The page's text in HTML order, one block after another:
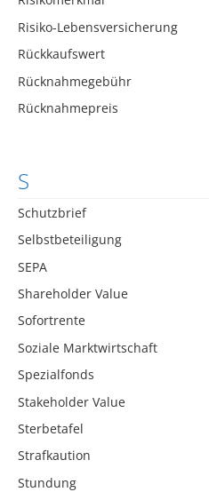
Risiko-Lebensversicherung
Rückkaufswert
Rücknahmegebühr
Rücknahmepreis
S
Schutzbrief
Selbstbeteiligung
SEPA
Shareholder Value
Sofortrente
Soziale Marktwirtschaft
Spezialfonds
Stakeholder Value
Sterbetafel
Strafkaution
Stundung